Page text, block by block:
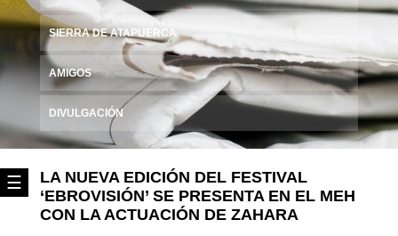
☰
SIERRA DE ATAPUERCA
AMIGOS
DIVULGACIÓN
LA NUEVA EDICIÓN DEL FESTIVAL
‘EBROVISIÓN’ SE PRESENTA EN EL MEH
CON LA ACTUACIÓN DE ZAHARA